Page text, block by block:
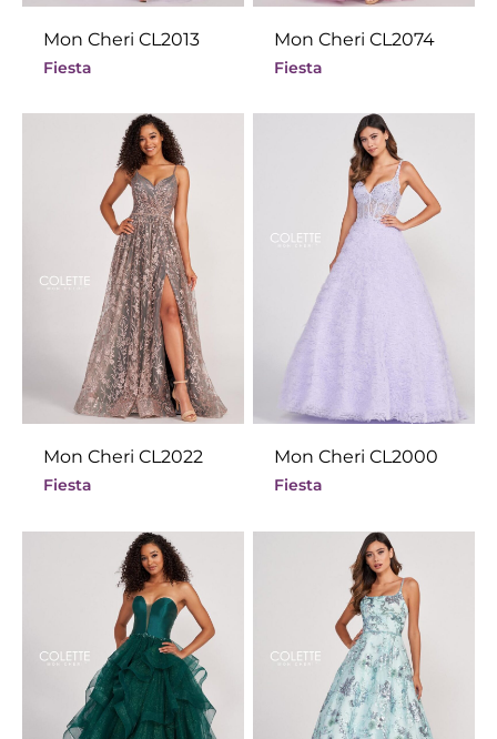
Mon Cheri CL2013
Fiesta
Mon Cheri CL2074
Fiesta
Mon Cheri CL2022
Fiesta
Mon Cheri CL2000
Fiesta